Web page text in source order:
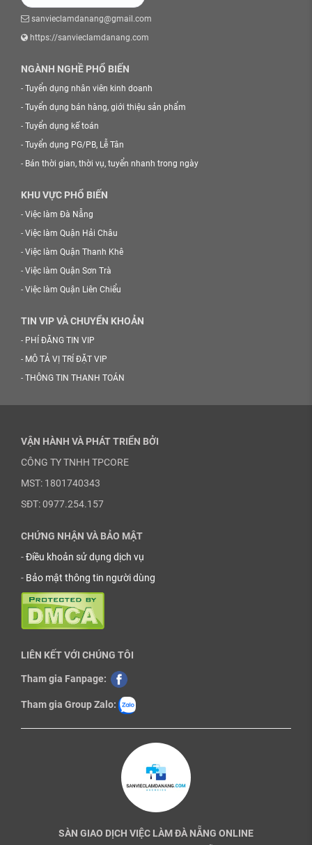
sanvieclamdanang@gmail.com
https://sanvieclamdanang.com
NGÀNH NGHỀ PHỔ BIẾN
- Tuyển dụng nhân viên kinh doanh
- Tuyển dụng bán hàng, giới thiệu sản phẩm
- Tuyển dụng kế toán
- Tuyển dụng PG/PB, Lễ Tân
- Bán thời gian, thời vụ, tuyển nhanh trong ngày
KHU VỰC PHỔ BIẾN
- Việc làm Đà Nẵng
- Việc làm Quận Hải Châu
- Việc làm Quận Thanh Khê
- Việc làm Quận Sơn Trà
- Việc làm Quận Liên Chiểu
TIN VIP VÀ CHUYỂN KHOẢN
- PHÍ ĐĂNG TIN VIP
- MÔ TẢ VỊ TRÍ ĐẶT VIP
- THÔNG TIN THANH TOÁN
VẬN HÀNH VÀ PHÁT TRIỂN BỞI
CÔNG TY TNHH TPCORE
MST: 1801740343
SĐT: 0977.254.157
CHỨNG NHẬN VÀ BẢO MẬT
-Điều khoản sử dụng dịch vụ
- Bảo mật thông tin người dùng
LIÊN KẾT VỚI CHÚNG TÔI
Tham gia Fanpage:
Tham gia Group Zalo:
SÀN GIAO DỊCH VIỆC LÀM ĐÀ NẴNG ONLINE